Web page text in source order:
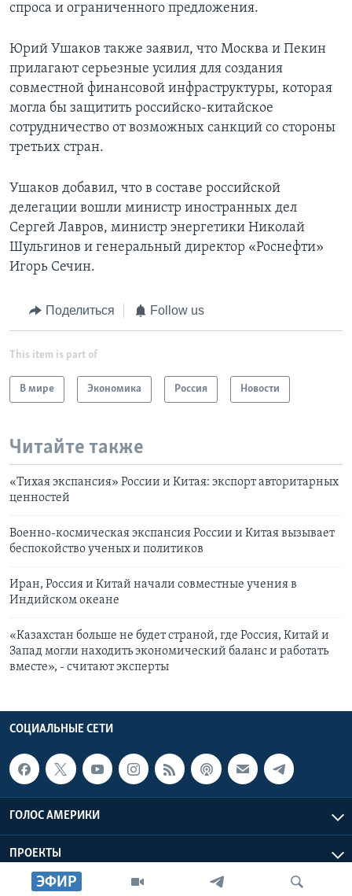
ЭФИР
спроса и ограниченного предложения.
Юрий Ушаков также заявил, что Москва и Пекин
прилагают серьезные усилия для создания
совместной финансовой инфраструктуры, которая
могла бы защитить российско-китайское
сотрудничество от возможных санкций со стороны
третьих стран.
Ушаков добавил, что в составе российской
делегации вошли министр иностранных дел
Сергей Лавров, министр энергетики Николай
Шульгинов и генеральный директор «Роснефти»
Игорь Сечин.
Поделиться Follow us
This item is part of
В мире Экономика Россия Новости
Читайте также
«Тихая экспансия» России и Китая: экспорт авторитарных
ценностей
Военно-космическая экспансия России и Китая вызывает
беспокойство ученых и политиков
Иран, Россия и Китай начали совместные учения в
Индийском океане
«Казахстан больше не будет страной, где Россия, Китай и
Запад могли находить экономический баланс и работать
вместе», - считают эксперты
СОЦИАЛЬНЫЕ СЕТИ
ГОЛОС АМЕРИКИ
ПРОЕКТЫ